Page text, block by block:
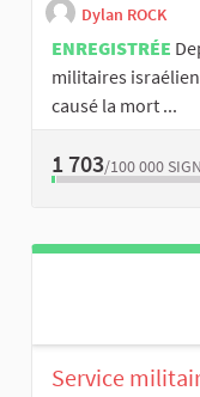
Dylan ROCK
ENREGISTRÉE
militaires
causé la mort ...
1 703/100 000
Service